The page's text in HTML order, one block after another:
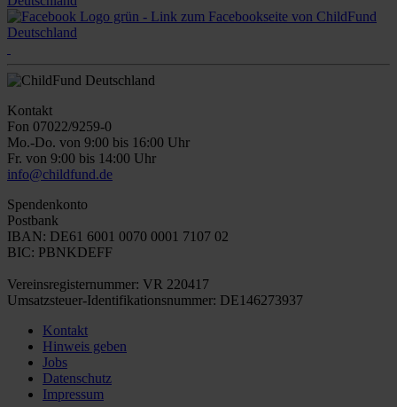
Kontakt
Fon 07022/9259-0
Mo.-Do. von 9:00 bis 16:00 Uhr
Fr. von 9:00 bis 14:00 Uhr
info@childfund.de
Spendenkonto
Postbank
IBAN: DE61 6001 0070 0001 7107 02
BIC: PBNKDEFF
Vereinsregisternummer: VR 220417
Umsatzsteuer-Identifikationsnummer: DE146273937
Kontakt
Hinweis geben
Jobs
Datenschutz
Impressum